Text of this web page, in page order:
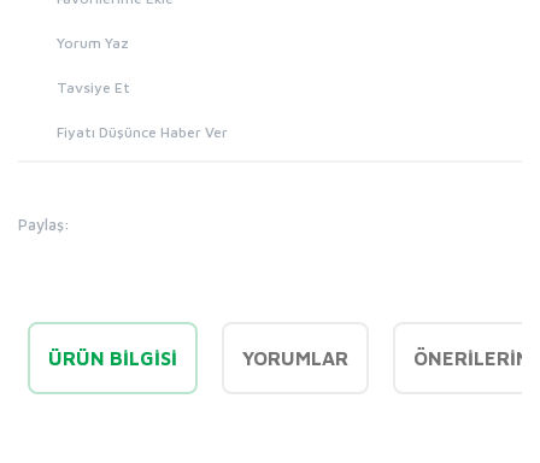
Yorum Yaz
Tavsiye Et
Fiyatı Düşünce Haber Ver
Paylaş:
ÜRÜN BILGISI YORUMLAR